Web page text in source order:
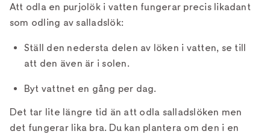
Att odla en purjolök i vatten fungerar precis likadant
som odling av salladslök:
Ställ den nedersta delen av löken i vatten, se till
att den även är i solen.
Byt vattnet en gång per dag.
Det tar lite längre tid än att odla salladslöken men
det fungerar lika bra. Du kan plantera om den i en